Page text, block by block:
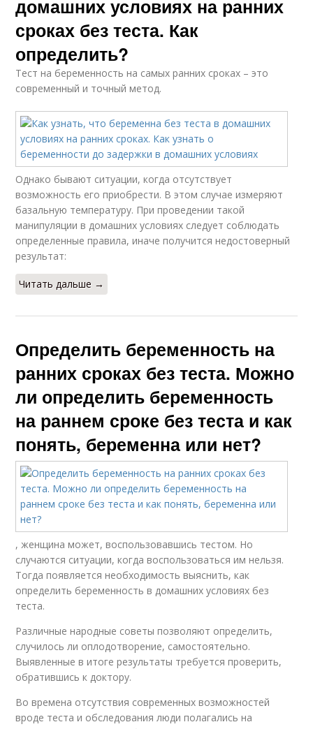
домашних условиях на ранних
сроках без теста. Как
определить?
Тест на беременность на самых ранних сроках – это
современный и точный метод.
Однако бывают ситуации, когда отсутствует
возможность его приобрести. В этом случае измеряют
базальную температуру. При проведении такой
манипуляции в домашних условиях следует соблюдать
определенные правила, иначе получится недостоверный
результат:
Читать дальше →
Определить беременность на
ранних сроках без теста. Можно
ли определить беременность
на раннем сроке без теста и как
понять, беременна или нет?
, женщина может, воспользовавшись тестом. Но
случаются ситуации, когда воспользоваться им нельзя.
Тогда появляется необходимость выяснить, как
определить беременность в домашних условиях без
теста.
Различные народные советы позволяют определить,
случилось ли оплодотворение, самостоятельно.
Выявленные в итоге результаты требуется проверить,
обратившись к доктору.
Во времена отсутствия современных возможностей
вроде теста и обследования люди полагались на